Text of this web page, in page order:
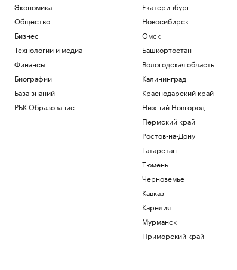
Власти заявили о «переломе
положения» из-за обстрелов трассы
«Новороссия»
Политика
Губернатор Севастополя заявил об
отражении атаки дронов
Политика
Больше прогулок, свежего воздуха и
отдыха: квартиры рядом с парками
Экономика
Общество
Бизнес
Технологии и медиа
Финансы
Биографии
База знаний
РБК Образование
Екатеринбург
Новосибирск
Омск
Башкортостан
Вологодская область
Калининград
Краснодарский край
Нижний Новгород
Пермский край
Ростов-на-Дону
Татарстан
Тюмень
Черноземье
Кавказ
Карелия
Мурманск
Приморский край